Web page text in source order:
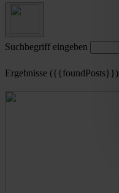
Suchbegriff eingeben
Ergebnisse ({{foundPosts}})